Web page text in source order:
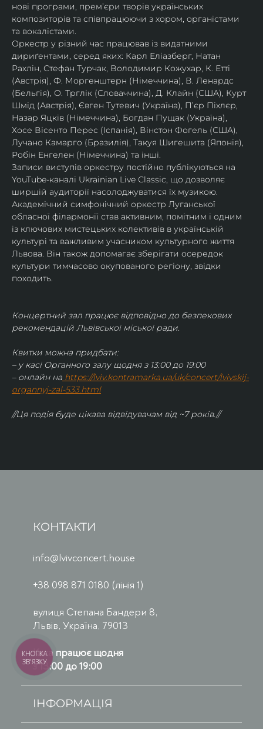
нові програми, прем’єри творів українських
композиторів та співпрацюючи з хором, органістами
та вокалістами.
Оркестр у різний час працював із видатними
дириґентами, серед яких: Карл Еліазберг, Натан
Рахлін, Стефан Турчак, Володимир Кожухар, К. Етті
(Австрія), Ф. Моргенштерн (Німеччина), В. Ленардс
(Бельгія), О. Трглік (Словаччина), Д. Клайн (США), Курт
Шмід (Австрія), Євген Тутевич (Україна), П’єр Піхлєр,
Назар Яцків (Німеччина), Богдан Пущак (Україна),
Хосе Вісенто Перес (Іспанія), Вінстон Фогель (США),
Лучано Камарго (Бразилія), Такуя Шигешита (Японія),
Робін Енгелен (Німеччина) та інші.
Записи виступів оркестру постійно публікуються на
YouTube-каналі Ukrainian Live Classic, що дозволяє
ширшій аудиторії насолоджуватися їх музикою​.
Академічний симфонічний оркестр Луганської
обласної філармонії став активним, помітним і одним
із ключових мистецьких колективів в українській
культурі та важливим учасником культурного життя
Львова. Він також допомагає зберігати осередок
культури тимчасово окупованого регіону, звідки
походить.
Концертний зал працює відповідно до безпекових
рекомендацій Львівської міської ради.
Квитки можна придбати:
– у касі Органного залу щодня з 13:00 до 19:00
– онлайн на https://lviv.kontramarka.ua/uk/concert/lvivskij-
organnyj-zal-533.html
//Ця подія буде цікава відвідувачам від ~7 років.//
КОНТАКТИ
info@lvivconcert.house
+38 098 871 0180 (лінія 1)
вулиця Степана Бандери 8,
Львів, Україна, 79013
Каса працює щодня
з 13:00 до 19:00
ІНФОРМАЦІЯ
КНОПКА
ЗВ'ЯЗКУ